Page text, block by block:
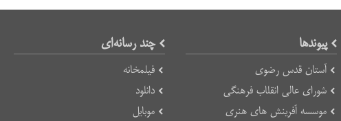
پیوند‌ها
آستان قدس رضوی
شورای عالی انقلاب فرهنگی
موسسه آفرینش های هنری
چند رسانه‌ای
فیلمخانه
دانلود
موبایل